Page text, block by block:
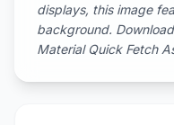
displays, this image
background.
Material Quick Fetch